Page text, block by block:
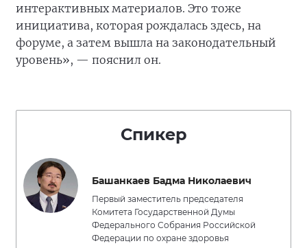
интерактивных материалов. Это тоже
инициатива, которая рождалась здесь, на
форуме, а затем вышла на законодательный
уровень», — пояснил он.
Спикер
Башанкаев Бадма Николаевич
Первый заместитель председателя
Комитета Государственной Думы
Федерального Собрания Российской
Федерации по охране здоровья